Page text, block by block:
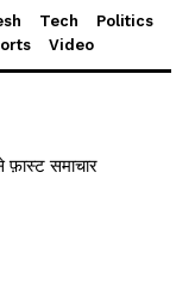
Tech
Politics
Video
समाचार